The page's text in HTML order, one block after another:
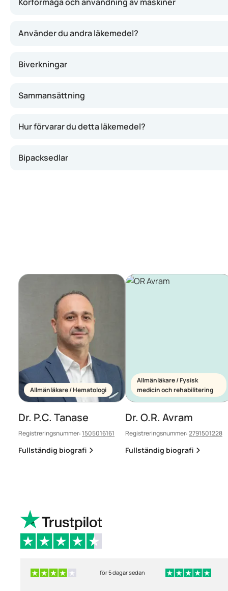
Använder du andra läkemedel?
Biverkningar
Sammansättning
Hur förvarar du detta läkemedel?
Bipacksedlar
Allmänläkare / Hematologi
Dr. P.C. Tanase
Registreringsnummer:1505016161
Fullständig biografi
Allmänläkare / Fysisk
medicin och rehabilitering
Dr. O.R. Avram
Registreringsnummer:2791501228
Fullständig biografi
för 5 dagar sedan